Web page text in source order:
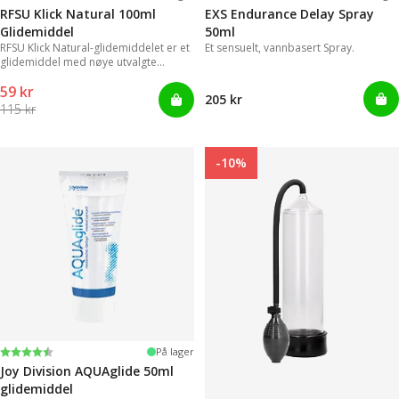
RFSU Klick Natural 100ml
Glidemiddel
RFSU Klick Natural-glidemiddelet er et
glidemiddel med nøye utvalgte
59 kr
115 kr
EXS Endurance Delay Spray
50ml
Et sensuelt, vannbasert Spray.
205 kr
Karakter:
4.2 av 5 mulige På lager
Joy Division AQUAglide 50ml
glidemiddel
-10%